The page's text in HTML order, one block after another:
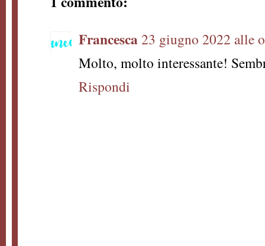
Francesca23 giugno 2022 alle
Molto, molto interessante!
Rispondi